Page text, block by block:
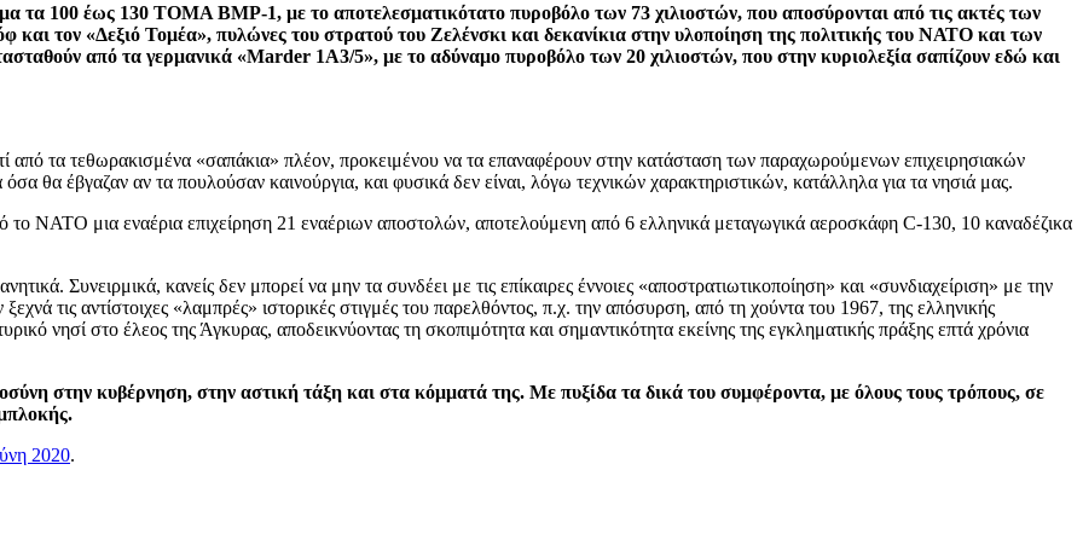
τα 100 έως 130 ΤΟΜΑ BMP-1, με το αποτελεσματικότατο πυροβόλο των 73 χιλιοστών, που αποσύρονται από τις ακτές των
και τον «Δεξιό Τομέα», πυλώνες του στρατού του Ζελένσκι και δεκανίκια στην υλοποίηση της πολιτικής του ΝΑΤΟ και των
από τα γερμανικά «Marder 1A3/5», με το αδύναμο πυροβόλο των 20 χιλιοστών, που στην κυριολεξία σαπίζουν εδώ και
από τα τεθωρακισμένα «σαπάκια» πλέον, προκειμένου να τα επαναφέρουν στην κατάσταση των παραχωρούμενων επιχειρησιακών
έβγαζαν αν τα πουλούσαν καινούργια, και φυσικά δεν είναι, λόγω τεχνικών χαρακτηριστικών, κατάλληλα για τα νησιά μας.
ΝΑΤΟ μια εναέρια επιχείρηση 21 εναέριων αποστολών, αποτελούμενη από 6 ελληνικά μεταγωγικά αεροσκάφη C-130, 10 καναδέζικα
Συνειρμικά, κανείς δεν μπορεί να μην τα συνδέει με τις επίκαιρες έννοιες «αποστρατιωτικοποίηση» και «συνδιαχείριση» με την
τις αντίστοιχες «λαμπρές» ιστορικές στιγμές του παρελθόντος, π.χ. την απόσυρση, από τη χούντα του 1967, της ελληνικής
νησί στο έλεος της Άγκυρας, αποδεικνύοντας τη σκοπιμότητα και σημαντικότητα εκείνης της εγκληματικής πράξης επτά χρόνια
στην κυβέρνηση, στην αστική τάξη και στα κόμματά της. Με πυξίδα τα δικά του συμφέροντα, με όλους τους τρόπους, σε
2020.